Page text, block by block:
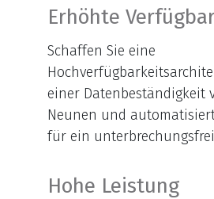
Erhöhte
Schaffen Sie eine
einer Datenbeständigkeit
Neunen und
für ein
Hohe Leistung